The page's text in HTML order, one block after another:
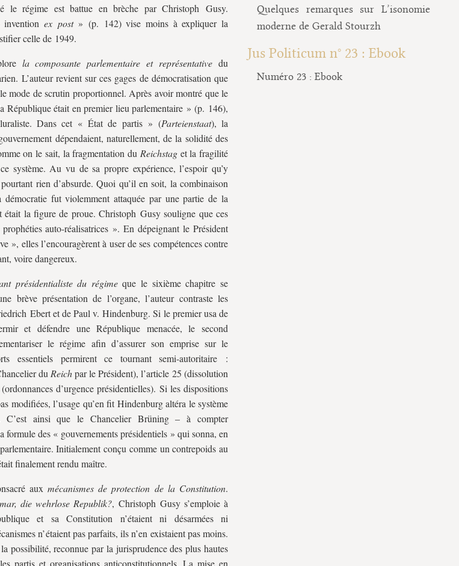
le régime est battue en brèche par Christoph Gusy.
ex post» (p. 142) vise moins à expliquer la
celle de 1949.
la composante parlementaire et représentative du
L’auteur revient sur ces gages de démocratisation que
mode de scrutin proportionnel. Après avoir montré que le
République était en premier lieu parlementaire » (p. 146),
Dans cet « État de partis » (Parteienstaat), la
dépendaient, naturellement, de la solidité des
on le sait, la fragmentation du Reichstaget la fragilité
système. Au vu de sa propre expérience, l’espoir qu’y
rien d’absurde. Quoi qu’il en soit, la combinaison
démocratie fut violemment attaquée par une partie de la
la figure de proue. Christoph Gusy souligne que ces
auto-réalisatrices ». En dépeignant le Président
», elles l’encouragèrent à user de ses compétences contre
voire dangereux.
présidentialiste du régimeque le sixième chapitre se
brève présentation de l’organe, l’auteur contraste les
Ebert et de Paul v. Hindenburg. Si le premier usa de
et défendre une République menacée, le second
le régime afin d’assurer son emprise sur le
essentiels permirent ce tournant semi-autoritaire :
du Reichpar le Président), l’article 25 (dissolution
d’urgence présidentielles). Si les dispositions
modifiées, l’usage qu’en fit Hindenburg altéra le système
ainsi que le Chancelier Brüning – à compter
des « gouvernements présidentiels » qui sonna, en
Initialement conçu comme un contrepoids au
finalement rendu maître.
auxmécanismes de protection de la Constitution.
die wehrlose Republik?, Christoph Gusy s’emploie à
et sa Constitution n’étaient ni désarmées ni
n’étaient pas parfaits, ils n’en existaient pas moins.
possibilité, reconnue par la jurisprudence des plus hautes
partis et organisations anticonstitutionnels. La mise en
Quelques remarques sur L’isonomie
moderne de Gerald Stourzh
Jus Politicum n° 23 : Ebook
Numéro 23 : Ebook